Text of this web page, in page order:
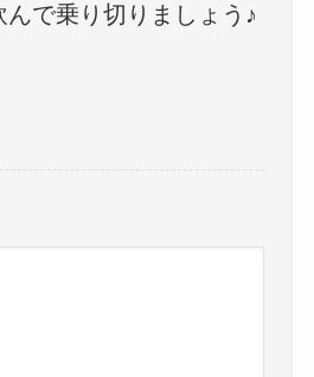
で乗り切りましょう♪